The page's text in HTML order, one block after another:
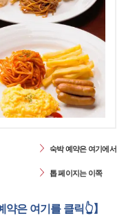
숙박 예약은 여기에서
톱 페이지는 이쪽
은 여기를 클릭👆】